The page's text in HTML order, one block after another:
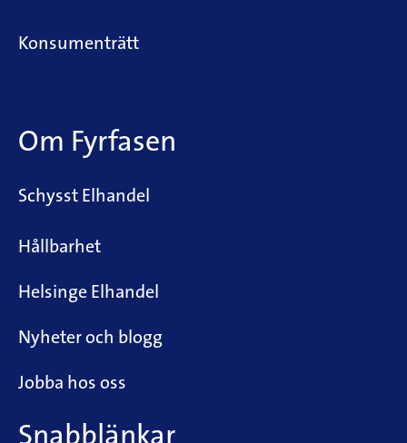
Konsumenträtt
Om Fyrfasen
Schysst Elhandel
Hållbarhet
Helsinge Elhandel
Nyheter och blogg
Jobba hos oss
Snabblänkar